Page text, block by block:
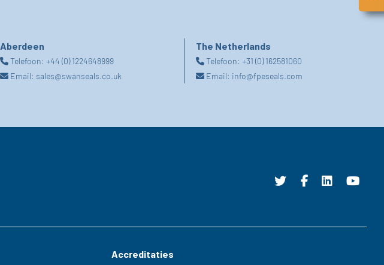
Aberdeen
Telefoon: +44 (0) 1224648999
Email: sales@swanseals.co.uk
The Netherlands
Telefoon:+31 (0) 162581060
Email: info@fpeseals.com
Accreditaties